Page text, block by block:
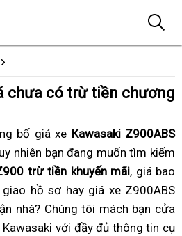
bố giá xe Kawasaki Z900ABS
nhiên bạn đang muốn tìm kiếm
trừ tiền khuyến mãi, theo
yêu
cầu
giá bao
hồ sơ hayZ900
2023
giá
giá xe Z900ABS
nhà? xịn
sò
Z900
2023
Chúng tôi KH
giá
mách bạn cửa
Kawasaki với đầy đủ thông tin cụ